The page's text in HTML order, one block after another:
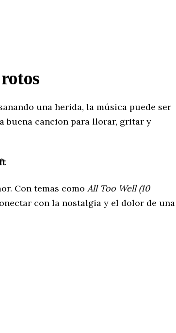
una herida, la música puede ser
buena cancion para llorar, gritar y
Con temas como All Too Well (10
con la nostalgia y el dolor de una